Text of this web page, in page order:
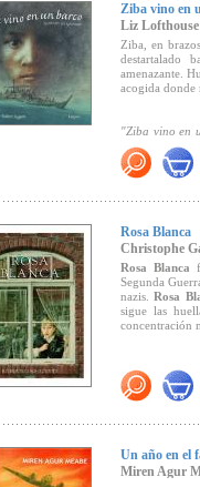
Ziba vino en
Liz Lofthouse
Ziba, en
destartalado
amenazante.
acogida donde
"Ziba vino en
mientras se
Rosa Blanca
Christophe
Rosa Blanca
Segunda
nazis.Rosa
sigue las
concentración
Sus
truncada por
Un año en el
Miren Agur